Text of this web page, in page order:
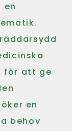
en
för att ge
en
behov